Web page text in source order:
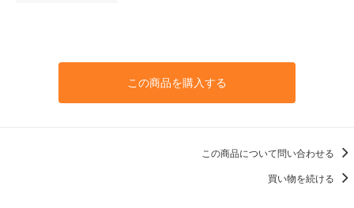
この商品を購入する
この商品について問い合わせる
買い物を続ける